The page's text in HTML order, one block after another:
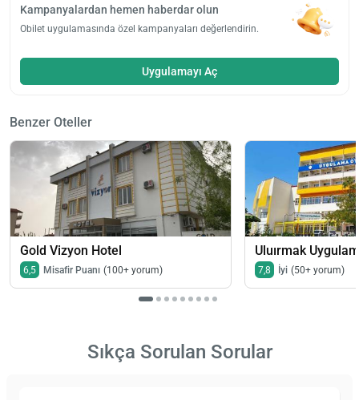
Kampanyalardan hemen haberdar olun
Obilet uygulamasında özel kampanyaları değerlendirin.
Uygulamayı Aç
Benzer Oteller
Gold Vizyon Hotel
6,5 Misafir Puanı (100+ yorum)
Uluırmak
7,8 İyi (50+ yorum)
Sıkça Sorulan Sorular